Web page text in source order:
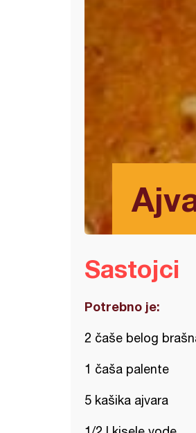
Sastojci
Potrebno je:
2 čaše belog
1 čaša palente
5 kašika ajvara